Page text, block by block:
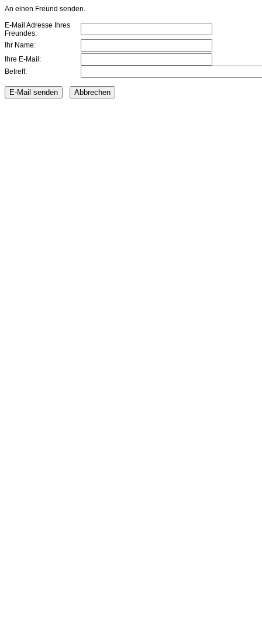
An einen Freund senden.
E-Mail Adresse Ihres
Freundes:
Ihr Name:
Ihre E-Mail:
Betreff: